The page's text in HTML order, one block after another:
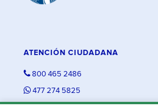
ATENCIÓN CIUDADANA
800 465 2486
477 274 5825